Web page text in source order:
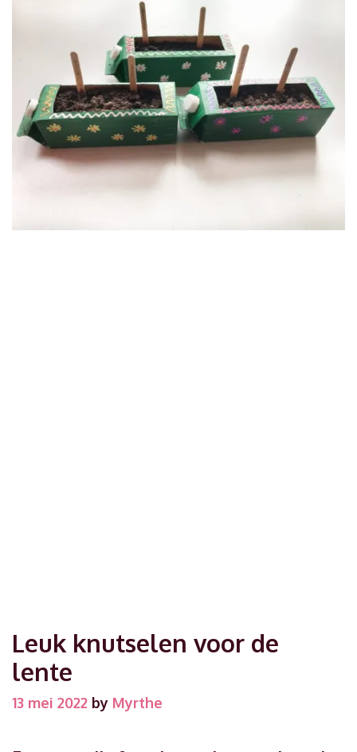
Leuk knutselen voor de
lente
13 mei 2022 by Myrthe